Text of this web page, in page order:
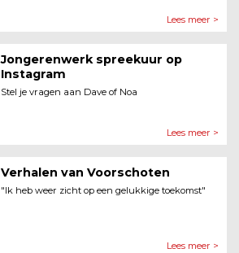
Lees meer >
Jongerenwerk spreekuur op
Instagram
Stel je vragen aan Dave of Noa
Lees meer >
Verhalen van Voorschoten
"Ik heb weer zicht op een gelukkige toekomst"
Lees meer >